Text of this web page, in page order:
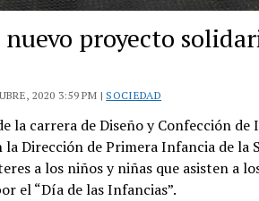
nuevo proyecto
2020 3:59 PM | SOCIEDAD
la carrera de Diseño y Confección
la Dirección de Primera Infancia de la
a los niños y niñas que asisten a
el “Día de las Infancias”.